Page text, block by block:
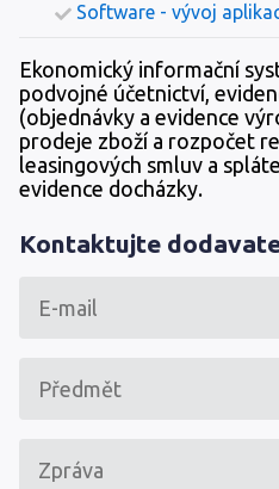
Software - vývoj
Ekonomický informační
podvojné účetnictví,
(objednávky a evidence
prodeje zboží a rozpočet
leasingových smluv a
evidence docházky.
Kontaktujte